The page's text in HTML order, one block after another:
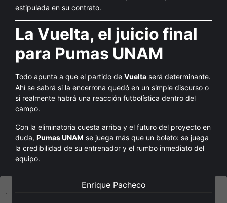
estipulada en su contrato.
La Vuelta, el juicio final
para Pumas UNAM
Todo apunta a que el partido de Vuelta será determinante.
Ahí se sabrá si la encerrona quedó en un simple discurso o
si realmente habrá una reacción futbolística dentro del
campo.
Con la eliminatoria cuesta arriba y el futuro del proyecto en
duda, Pumas UNAM se juega más que un boleto: se juega
la credibilidad de su entrenador y el rumbo inmediato del
equipo.
Enrique Pacheco